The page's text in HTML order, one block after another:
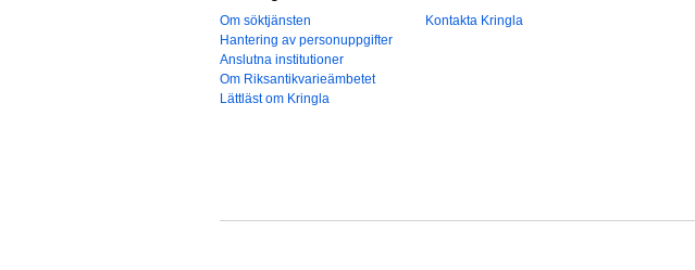
Om söktjänsten
Hantering av personuppgifter
Anslutna institutioner
Om Riksantikvarieämbetet
Lättläst om Kringla
Kontakta Kringla